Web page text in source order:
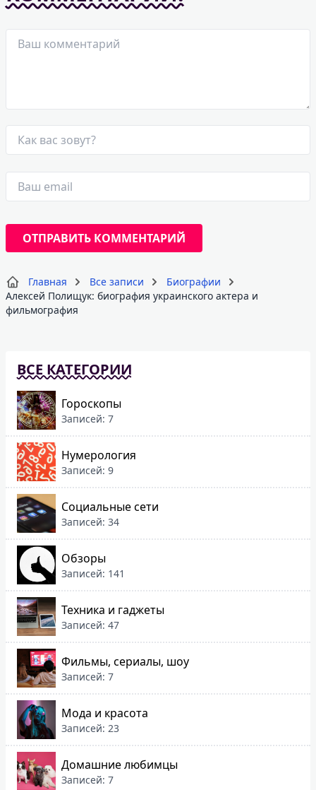
Главная Все записи
Биографии
Алексей Полищук: биография украинского актера и
фильмография
ВСЕ КАТЕГОРИИ
Гороскопы
Записей: 7
Нумерология
Записей: 9
Социальные сети
Записей: 34
Обзоры
Записей: 141
Техника и гаджеты
Записей: 47
Фильмы, сериалы, шоу
Записей: 7
Мода и красота
Записей: 23
Домашние любимцы
Записей: 7